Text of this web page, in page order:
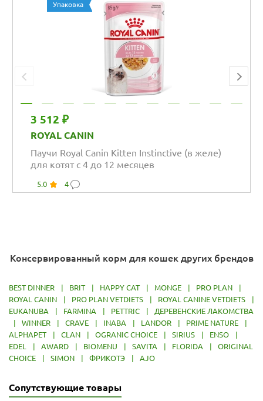
Упаковка
3 512 ₽
ROYAL CANIN
Паучи Royal Canin Kitten Instinctive (в желе)
для котят с 4 до 12 месяцев
5.0 4
Консервированный корм для кошек других брендов
BEST DINNER | BRIT | HAPPY CAT | MONGE | PRO PLAN
|
ROYAL CANIN
| PRO PLAN VETDIETS | ROYAL CANINE VETDIETS
|
EUKANUBA
| FARMINA | PETTRIC |
ДЕРЕВЕНСКИЕ ЛАКОМСТВА
|
WINNER | CRAVE | INABA | LANDOR | PRIME NATURE
|
ALPHAPET
| CLAN | OGRANIC CHOICE | SIRIUS | ENSO
|
EDEL
| AWARD | BIOMENU | SAVITA | FLORIDA |
ORIGINAL
CHOICE
| SIMON | ФРИКОТЭ | AJO
Сопутствующие товары